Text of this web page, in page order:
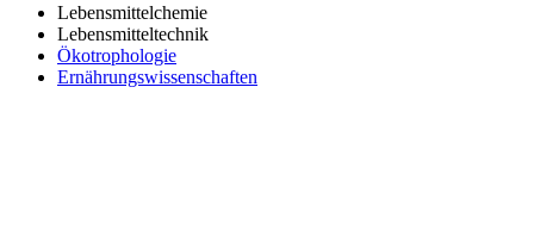
Lebensmittelchemie
Lebensmitteltechnik
Ökotrophologie
Ernährungswissenschaften